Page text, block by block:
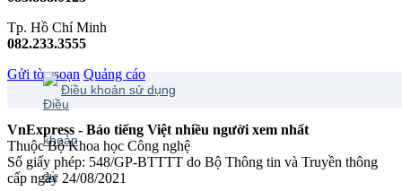
Tp. Hồ Chí Minh
082.233.3555
Gửi tòa soạn Quảng cáo
Điều khoản sử dụng
VnExpress - Báo tiếng Việt nhiều người xem nhất
Thuộc Bộ Khoa học Công nghệ
Số giấy phép: 548/GP-BTTTT do Bộ Thông tin và Truyền thông
cấp ngày 24/08/2021